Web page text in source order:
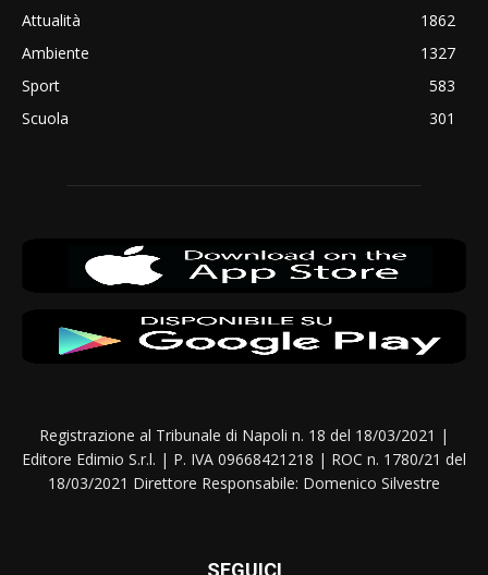
Attualità
1862
Ambiente
1327
Sport
583
Scuola
301
Registrazione al Tribunale di Napoli n. 18 del 18/03/2021 |
Editore Edimio S.r.l. | P. IVA 09668421218 | ROC n. 1780/21 del
18/03/2021 Direttore Responsabile: Domenico Silvestre
SEGUICI